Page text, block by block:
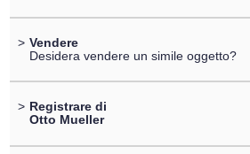
> Vendere
Desidera vendere un simile oggetto?
> Registrare di
Otto Mueller